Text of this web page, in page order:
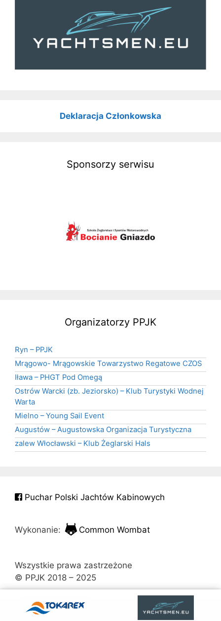
Deklaracja Członkowska
Sponsorzy serwisu
Organizatorzy PPJK
Ryn – PPJK
Mrągowo- Mrągowskie Towarzystwo Regatowe CZOS
Iława – PHGT Pod Omegą
Ostrów Warcki (zb. Jeziorsko) – Klub Turystyki Wodnej
Warta
Mielno – Young Sail Event
Augustów – Augustowska Organizacja Turystyczna
zalew Włocławski – Klub Żeglarski Hals
Puchar Polski Jachtów Kabinowych
Wykonanie: Common Wombat
Wszystkie prawa zastrzeżone
© PPJK 2018 – 2025